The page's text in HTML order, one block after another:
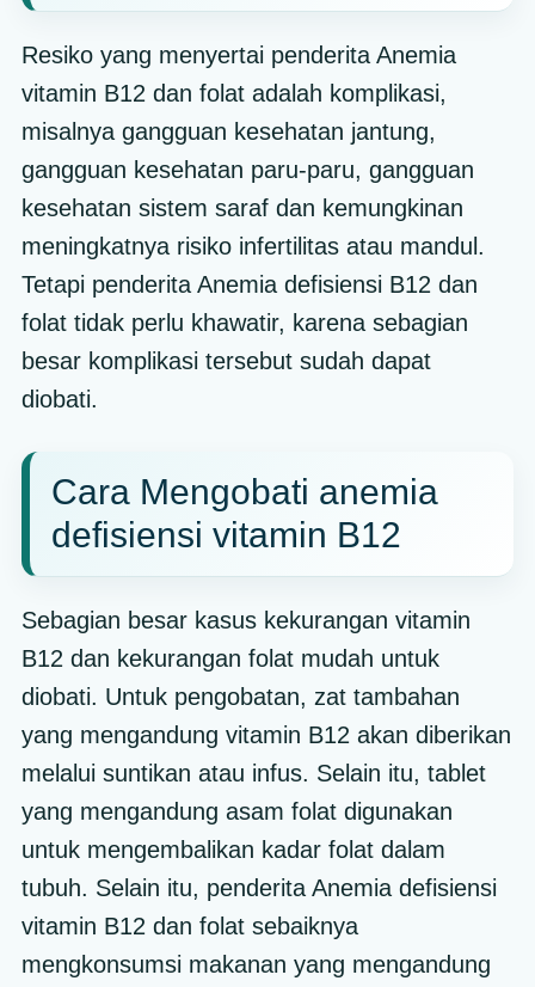
Resiko yang menyertai penderita Anemia
vitamin B12 dan folat adalah komplikasi,
misalnya gangguan kesehatan jantung,
gangguan kesehatan paru-paru, gangguan
kesehatan sistem saraf dan kemungkinan
meningkatnya risiko infertilitas atau mandul.
Tetapi penderita Anemia defisiensi B12 dan
folat tidak perlu khawatir, karena sebagian
besar komplikasi tersebut sudah dapat
diobati.
Cara Mengobati anemia
defisiensi vitamin B12
Sebagian besar kasus kekurangan vitamin
B12 dan kekurangan folat mudah untuk
diobati. Untuk pengobatan, zat tambahan
yang mengandung vitamin B12 akan diberikan
melalui suntikan atau infus. Selain itu, tablet
yang mengandung asam folat digunakan
untuk mengembalikan kadar folat dalam
tubuh. Selain itu, penderita Anemia defisiensi
vitamin B12 dan folat sebaiknya
mengkonsumsi makanan yang mengandung